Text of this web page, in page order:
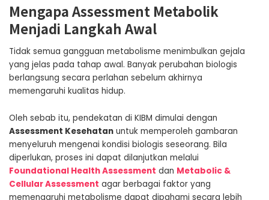
Mengapa Assessment Metabolik
Menjadi Langkah Awal
Tidak semua gangguan metabolisme menimbulkan gejala
yang jelas pada tahap awal. Banyak perubahan biologis
berlangsung secara perlahan sebelum akhirnya
memengaruhi kualitas hidup.
Oleh sebab itu, pendekatan di KIBM dimulai dengan
Assessment Kesehatan untuk memperoleh gambaran
menyeluruh mengenai kondisi biologis seseorang. Bila
diperlukan, proses ini dapat dilanjutkan melalui
Foundational Health Assessment dan Metabolic &
Cellular Assessment agar berbagai faktor yang
memengaruhi metabolisme dapat dipahami secara lebih